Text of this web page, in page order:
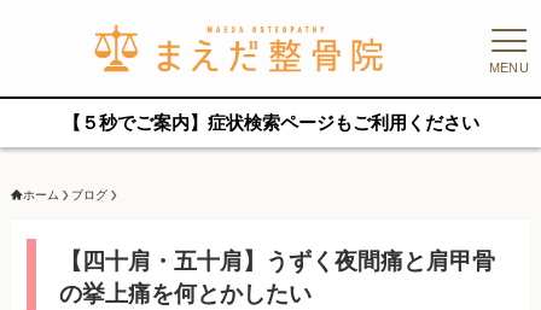
MENU
【５秒でご案内】症状検索ページもご利用ください
ホーム ブログ
【四十肩・五十肩】うずく夜間痛と肩甲骨
の挙上痛を何とかしたい